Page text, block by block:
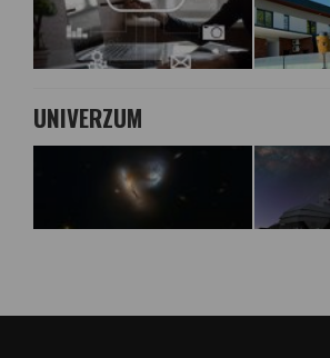
UNIVERZUM